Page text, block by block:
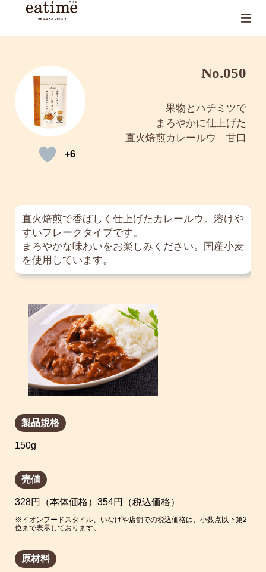
No.050
果物とハチミツで
まろやかに仕上げた
直火焙煎カレールウ 甘口
+6
直火焙煎で香ばしく仕上げたカレールウ。溶けや
すいフレークタイプです。
まろやかな味わいをお楽しみください。国産小麦
を使用しています。
製品規格
150g
売値
328円（本体価格）354円（税込価格）
※イオンフードスタイル、いなげや店舗での税込価格は、小数点以下第2
位まで表示しております。
原材料